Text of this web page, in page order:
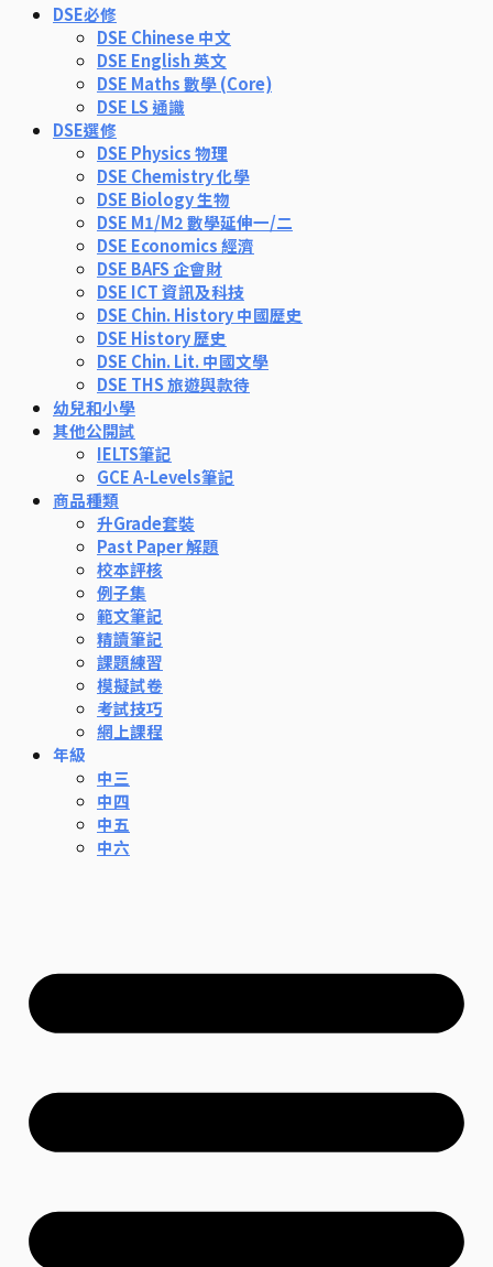
DSE必修
DSE Chinese 中文
DSE English 英文
DSE Maths 數學 (Core)
DSE LS 通識
DSE選修
DSE Physics 物理
DSE Chemistry 化學
DSE Biology 生物
DSE M1/M2 數學延伸一/二
DSE Economics 經濟
DSE BAFS 企會財
DSE ICT 資訊及科技
DSE Chin. History 中國歷史
DSE History 歷史
DSE Chin. Lit. 中國文學
DSE THS 旅遊與款待
幼兒和小學
其他公開試
IELTS筆記
GCE A-Levels筆記
商品種類
升Grade套裝
Past Paper 解題
校本評核
例子集
範文筆記
精讀筆記
課題練習
模擬試卷
考試技巧
網上課程
年級
中三
中四
中五
中六